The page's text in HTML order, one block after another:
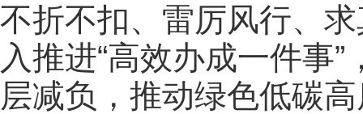
不折不扣、雷厉风行、
入推进“高效办成一件事
层减负，推动绿色低碳